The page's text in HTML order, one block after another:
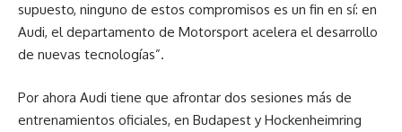
supuesto, ninguno de estos compromisos es un fin en sí: en
Audi, el departamento de Motorsport acelera el desarrollo
de nuevas tecnologías”.
Por ahora Audi tiene que afrontar dos sesiones más de
entrenamientos oficiales, en Budapest y Hockenheimring